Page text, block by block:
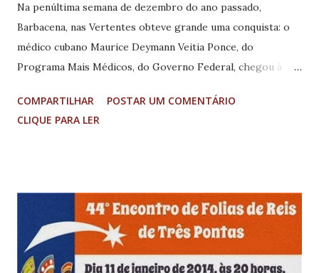
Na penúltima semana de dezembro do ano passado,
Barbacena, nas Vertentes obteve grande uma conquista: o
médico cubano Maurice Deymann Veitia Ponce, do
Programa Mais Médicos, do Governo Federal, chegou à
Unidade Básica de Saúde de Correia de Almeida. Maurice
Deymann tem 29 anos e ocupa uma das vagas
treinamentos e integração, em Brasília, durante três
semanas. No Brasil, os cubanos já atendem a cerca de 23
milhões de pessoas, principalmente em áreas de
vulnerabilidade social. Para a subsecretária de Promoção e
COMPARTILHAR
POSTAR UM COMENTÁRIO
CLIQUE PARA LER